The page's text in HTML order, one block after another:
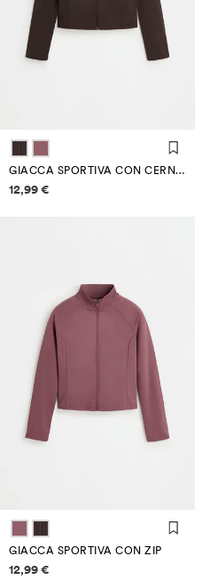
GIACCA SPORTIVA CON CERNIERA
Informazioni sui prezzi
12,99 €
GIACCA SPORTIVA CON ZIP
Informazioni sui prezzi
12,99 €